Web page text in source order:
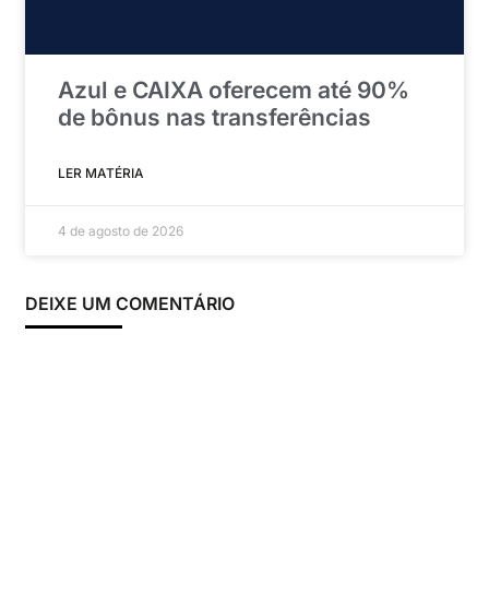
Azul e CAIXA oferecem até 90%
de bônus nas transferências
LER MATÉRIA
4 de agosto de 2026
DEIXE UM COMENTÁRIO